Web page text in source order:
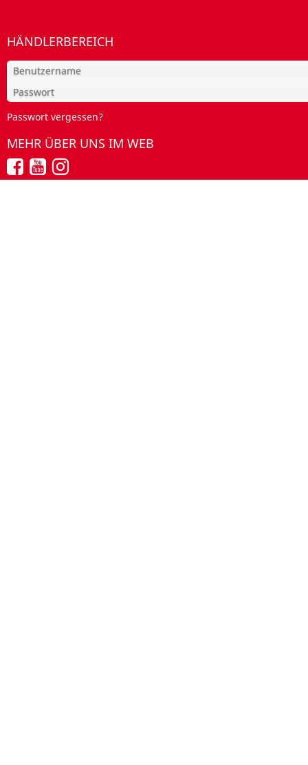
HÄNDLERBEREICH
Passwort vergessen?
MEHR ÜBER UNS IM WEB